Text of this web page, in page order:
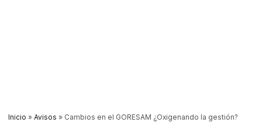
Inicio » Avisos » Cambios en el GORESAM ¿Oxigenando la gestión?